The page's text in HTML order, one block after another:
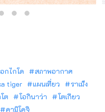
กไกโด
สภาพอากาศ
tiger แผนเที่ยว
ราเม็ง
ต โอกินาว่า
โตเกียว
คามิโคจิ